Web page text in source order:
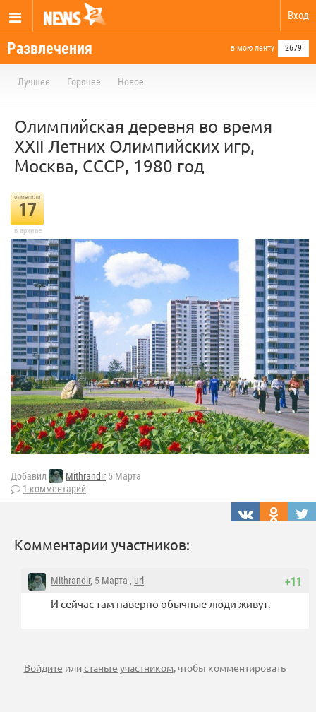
Вход
Развлечения в мою ленту 2679
Лучшее Горячее Новое
Олимпийская деревня во время
XXII Летних Олимпийских игр,
Москва, СССР, 1980 год
отметили
17
в архиве
Добавил Mithrandir 5 Марта
1 комментарий
Комментарии участников:
+11
Mithrandir, 5 Марта , url
И сейчас там наверно обычные люди живут.
Войдите илистаньте участником, чтобы комментировать